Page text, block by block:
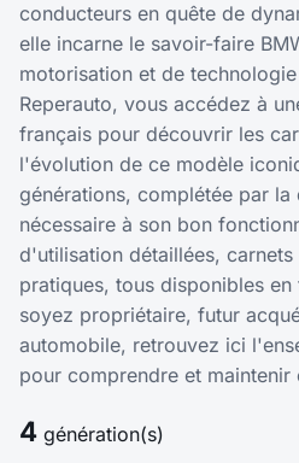
conducteurs en quête de
elle incarne le savoir-faire
motorisation et de
Reperauto, vous accédez à
français pour découvrir les
l'évolution de ce modèle
générations, complétée par la
nécessaire à son bon
d'utilisation détaillées,
pratiques, tous disponibles
soyez propriétaire, futur
automobile, retrouvez ici
pour comprendre et
4 génération(s)